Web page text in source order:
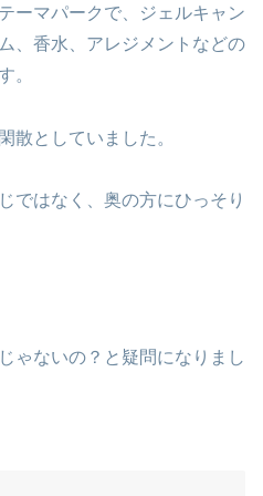
ーマパークで、ジェルキャン
、香水、アレジメントなどの
。
散としていました。
ではなく、奥の方にひっそり
ゃないの？と疑問になりまし